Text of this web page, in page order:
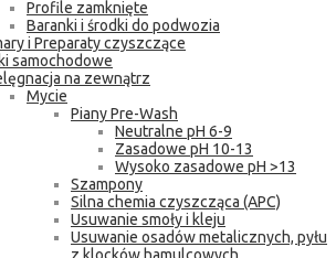
Profile zamknięte
Baranki i środki do podwozia
i Preparaty czyszczące
samochodowe
na zewnątrz
Mycie
Piany Pre-Wash
Neutralne pH 6-9
Zasadowe pH 10-13
Wysoko zasadowe pH >13
Szampony
Silna chemia czyszcząca (APC)
Usuwanie smoły i kleju
Usuwanie osadów metalicznych, pyłu